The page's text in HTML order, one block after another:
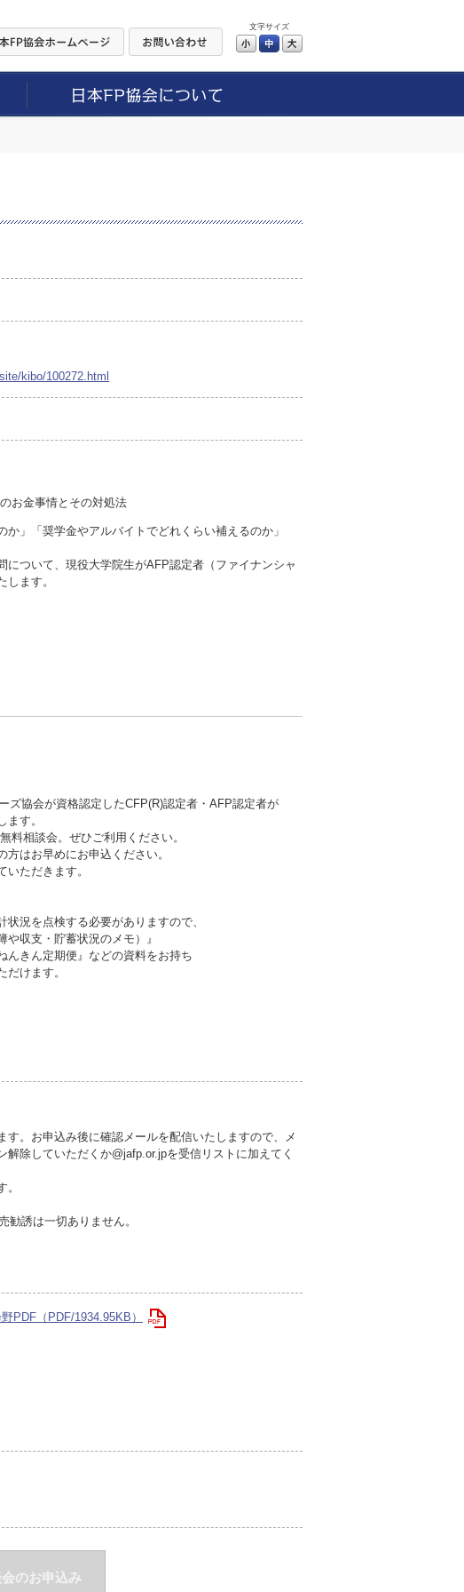
文字サイズ
小 中
kibo/100272.html
お金事情とその対処法
か」「奨学金やアルバイトでどれくらい補えるのか」
について、現役大学院生がAFP認定者（ファイナンシャ
ます。
ズ協会が資格認定したCFP(R)認定者・AFP認定者が
す。
料相談会。ぜひご利用ください。
はお早めにお申込ください。
ただきます。
況を点検する必要がありますので、
や収支・貯蓄状況のメモ）』
んきん定期便』などの資料をお持ち
けます。
す。お申込み後に確認メールを配信いたしますので、メ
除していただくか@jafp.or.jpを受信リストに加えてく
勧誘は一切ありません。
PDF（PDF/1934.95KB）
のお申込み